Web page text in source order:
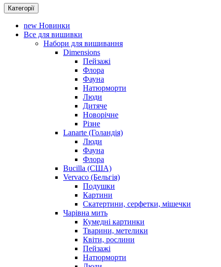
Категорії
new Новинки
Все для вишивки
Набори для вишивання
Dimensions
Пейзажі
Флора
Фауна
Натюрморти
Люди
Дитяче
Новорічне
Різне
Lanarte (Голандія)
Люди
Фауна
Флора
Bucilla (США)
Vervaco (Бельгія)
Подушки
Картини
Скатертини, серфетки, мішечки
Чарiвна мить
Кумедні картинки
Тварини, метелики
Квіти, рослини
Пейзажі
Натюрморти